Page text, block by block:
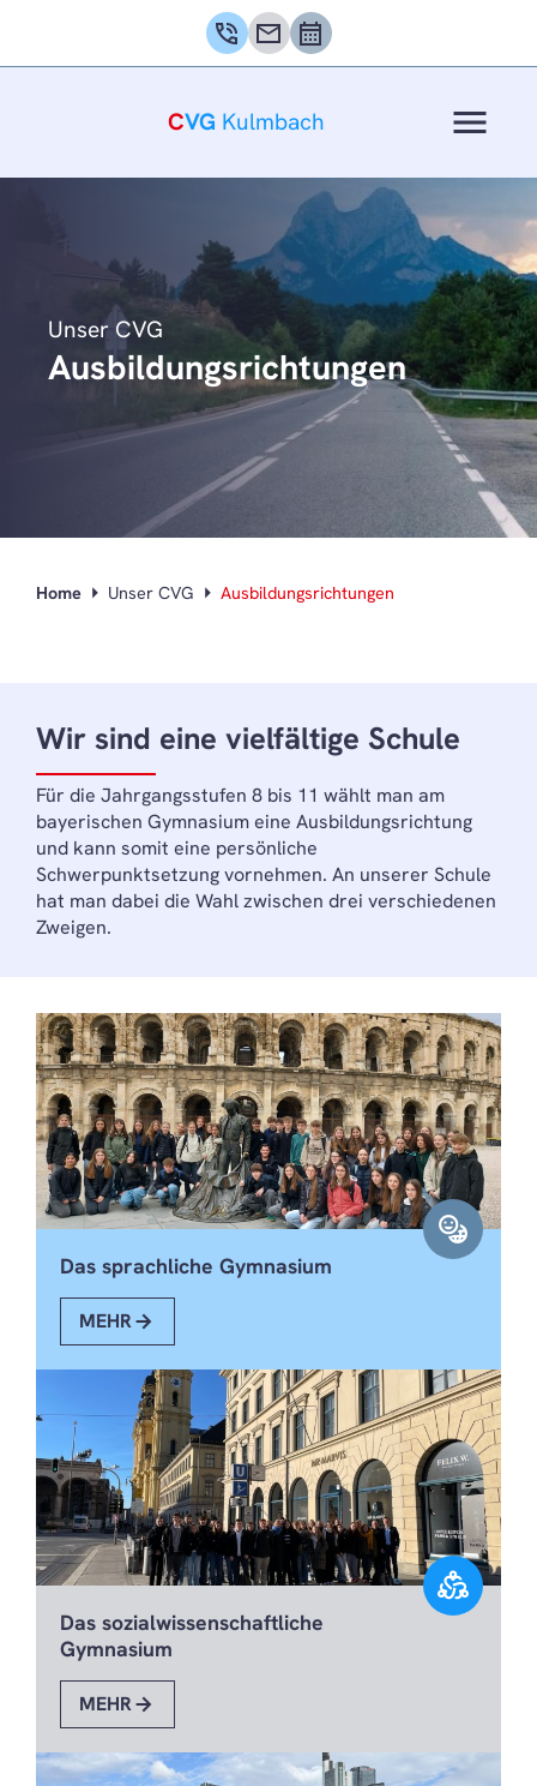
phone_in_talk mail calendar_month
CVG Kulmbach menu
Unser CVG
Ausbildungsrichtungen
Home Unser CVG Ausbildungsrichtungen
Wir sind eine vielfältige Schule
Für die Jahrgangsstufen 8 bis 11 wählt man am
bayerischen Gymnasium eine Ausbildungsrichtung
und kann somit eine persönliche
Schwerpunktsetzung vornehmen. An unserer Schule
hat man dabei die Wahl zwischen drei verschiedenen
Zweigen.
emoji_language
Das sprachliche Gymnasium
MEHR
diversity_2
Das sozialwissenschaftliche
Gymnasium
MEHR